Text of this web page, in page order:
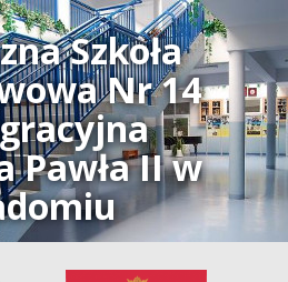
Szkoła
Nr 14
Pawła II w